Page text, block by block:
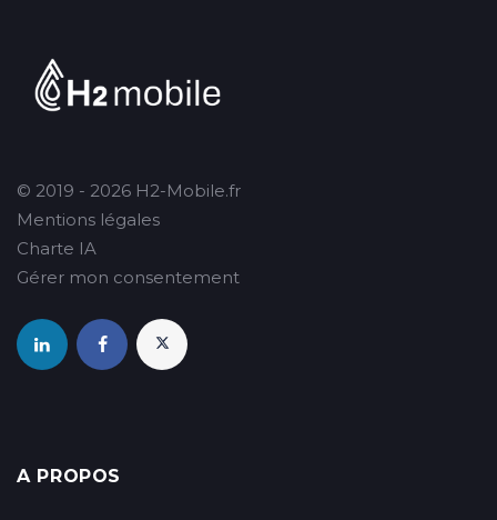
© 2019 - 2026 H2-Mobile.fr
Mentions légales
Charte IA
Gérer mon consentement
A PROPOS